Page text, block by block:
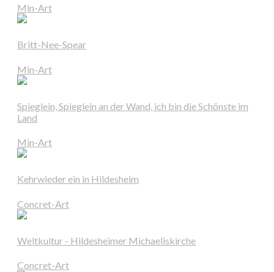
Min-Art
Britt-Nee-Spear
Min-Art
Spieglein, Spieglein an der Wand, ich bin die Schönste im
Land
Min-Art
Kehrwieder ein in Hildesheim
Concret-Art
Weltkultur - Hildesheimer Michaeliskirche
Concret-Art